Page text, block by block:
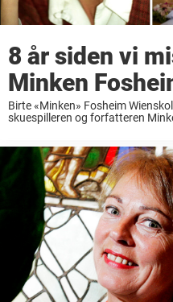
8 år siden vi
Minken
Birte «Minken» Fosheim
skuespilleren og forfatteren